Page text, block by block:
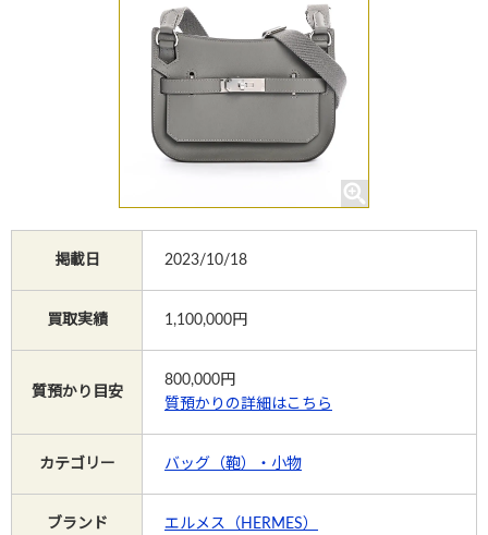
お買物
質預かり
Instagram
電話で相談する
掲載日 2023/10/18
買取実績 1,100,000円
質預かり目安
800,000円
質預かりの詳細はこちら
カテゴリー バッグ（鞄）・小物
ブランド エルメス（HERMES）